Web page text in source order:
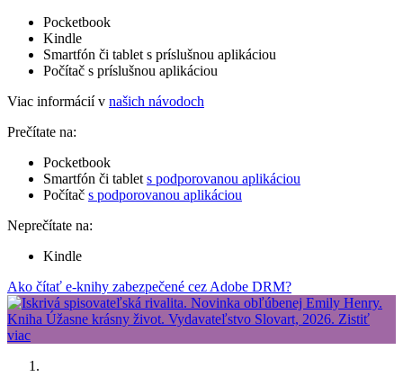
Pocketbook
Kindle
Smartfón či tablet s príslušnou aplikáciou
Počítač s príslušnou aplikáciou
Viac informácií v našich návodoch
Prečítate na:
Pocketbook
Smartfón či tablet s podporovanou aplikáciou
Počítač s podporovanou aplikáciou
Neprečítate na:
Kindle
Ako čítať e-knihy zabezpečené cez Adobe DRM?